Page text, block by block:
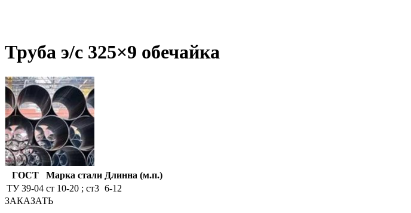
Труба э/c 325×9 обечайка
ГОСТ Марка стали Длинна (м.п.)
ТУ 39-04 ст 10-20 ; ст3 6-12
ЗАКАЗАТЬ